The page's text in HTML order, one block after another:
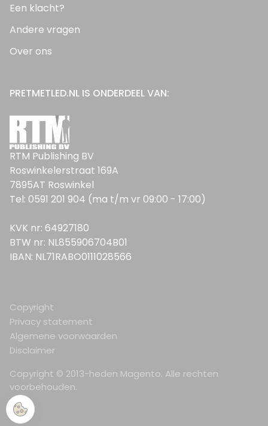
Een klacht?
Andere vragen
Over ons
PRETMETLED.NL IS ONDERDEEL VAN:
RTM Publishing BV
Roswinkelerstraat 169A
7895AT Roswinkel
Tel: 0591 201 904 (ma t/m vr 09:00 - 17:00)
KVK nr: 64927180
BTW nr: NL855906704B01
IBAN: NL71RABO0111028566
Copyright © 2013-heden Magento. Alle rechten
voorbehouden.
Copyright
Privacy statement
Algemene voorwaarden
Disclaimer